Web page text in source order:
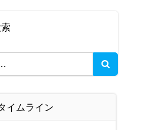
イムライン